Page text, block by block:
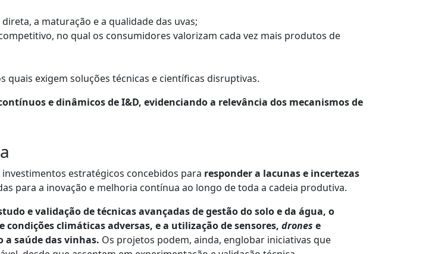
a maturação e a qualidade das uvas;
no qual os consumidores valorizam cada vez mais produtos de
quais exigem soluções técnicas e científicas disruptivas.
e dinâmicos de I&D, evidenciando a relevância dos mecanismos de
estratégicos concebidos para responder a lacunas e incertezas
para a inovação e melhoria contínua ao longo de toda a cadeia produtiva.
e validação de técnicas avançadas de gestão do solo e da água, o
climáticas adversas, e a utilização de sensores, drones e
saúde das vinhas. Os projetos podem, ainda, englobar iniciativas que